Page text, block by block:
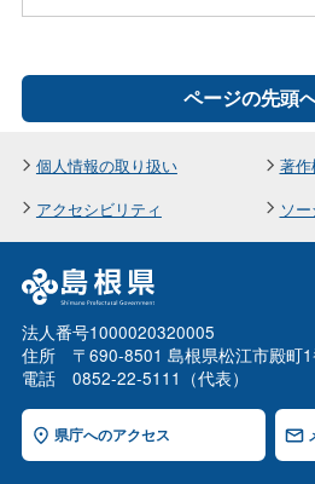
ページの先頭
個人情報の取り扱い
著
アクセシビリティ
ソ
法人番号1000020320005
住所 〒690-8501 島根県松江市殿町
電話 0852-22-5111（代表）
県庁へのアクセス